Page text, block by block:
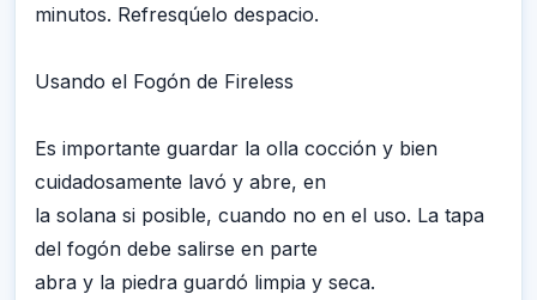
minutos. Refresqúelo despacio.
Usando el Fogón de Fireless
Es importante guardar la olla cocción y bien
cuidadosamente lavó y abre, en
la solana si posible, cuando no en el uso. La tapa
del fogón debe salirse en parte
abra y la piedra guardó limpia y seca.